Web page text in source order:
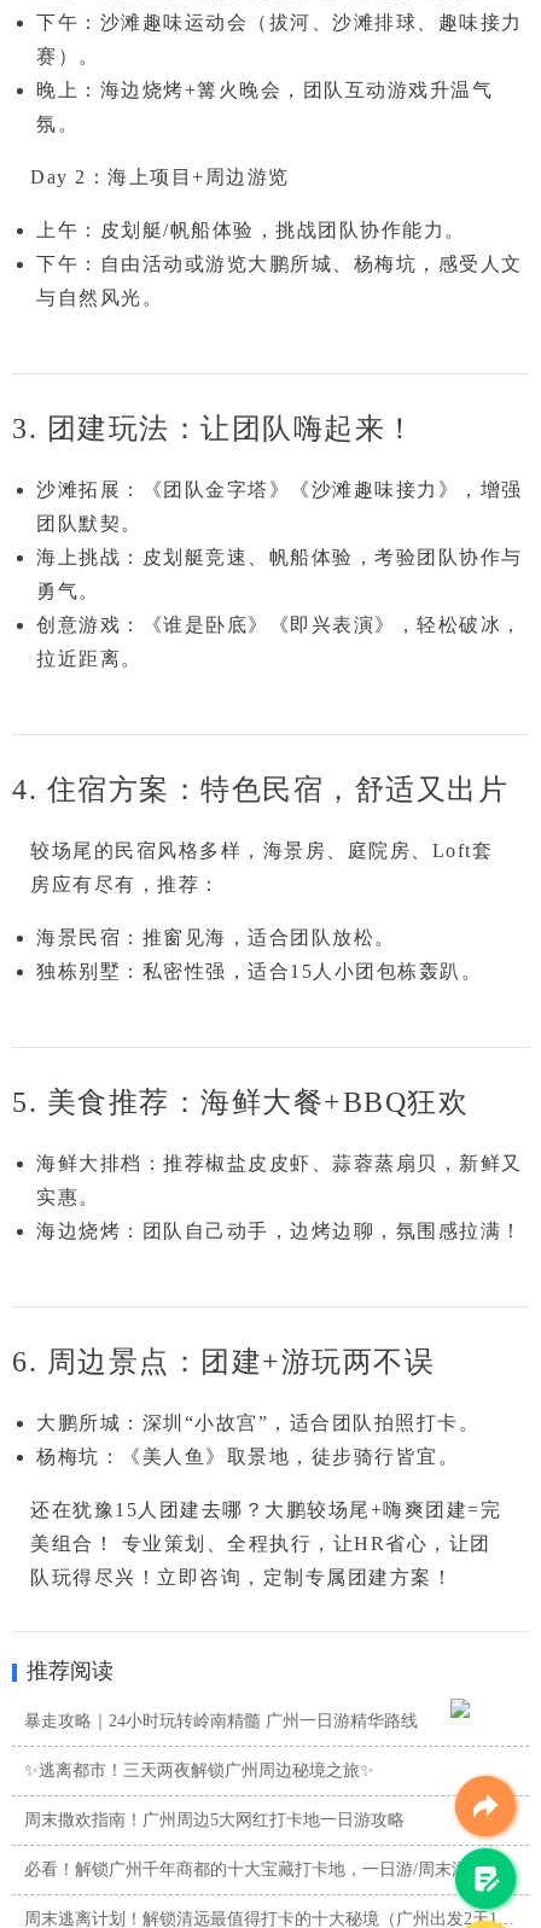
下午 ： 沙滩趣味运动会
（拔河、沙滩排球、趣味接力
赛）。
晚上 ： 海边烧烤+篝火晚会 ，团队互动游戏升温气
氛。
Day 2：海上项目+周边游览
上午 ： 皮划艇/帆船体验 ，挑战团队协作能力。
下午 ：自由活动或游览大鹏所城、杨梅坑 ，感受人文
与自然风光。
3. 团建玩法：让团队嗨起来！
沙滩拓展 ： 《团队金字塔》《沙滩趣味接力》
，增强
团队默契。
海上挑战 ：皮划艇竞速、帆船体验，考验团队协作与
勇气。
创意游戏 ： 《谁是卧底》《即兴表演》
，轻松破冰，
拉近距离。
4. 住宿方案：特色民宿，舒适又出片
较场尾的民宿风格多样， 海景房、庭院房、Loft套
房应有尽有，推荐：
海景民宿 ：推窗见海，适合团队放松。
独栋别墅 ：私密性强，适合15人小团 包栋轰趴。
5. 美食推荐：海鲜大餐+BBQ狂欢
海鲜大排档 ：推荐椒盐皮皮虾、蒜蓉蒸扇贝
，新鲜又
实惠。
海边烧烤 ：团队自己动手，边烤边聊，氛围感拉满！
6. 周边景点：团建+游玩两不误
大鹏所城 ：深圳“小故宫”，适合团队拍照打卡。
杨梅坑 ：《美人鱼》取景地，徒步骑行皆宜。
还在犹豫15人团建去哪？ 大鹏较场尾+嗨爽团建=完
美组合！
专业策划、全程执行，让HR省心，让团
队玩得尽兴！ 立即咨询，定制专属团建方案！
推荐阅读
暴走攻略｜24小时玩转岭南精髓 广州一日游精华路线
✨逃离都市！三天两夜解锁广州周边秘境之旅✨
周末撒欢指南！广州周边5大网红打卡地一日游攻略
必看！解锁广州千年商都的十大宝藏打卡地，一日游/周末游攻略
周末逃离计划！解锁清远最值得打卡的十大秘境（广州出发2天1夜 ...